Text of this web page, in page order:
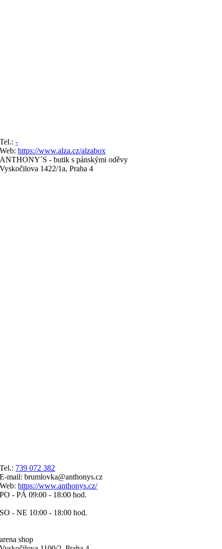
Tel.:-
Web:https://www.alza.cz/alzabox
ANTHONY´S - butik s pánskými oděvy
Vyskočilova 1422/1a, Praha 4
Tel.: 739 072 382
E-mail: brumlovka@anthonys.cz
Web:https://www.anthonys.cz/
PO - PÁ 09:00 - 18:00 hod.
SO - NE 10:00 - 18:00 hod.
arena shop